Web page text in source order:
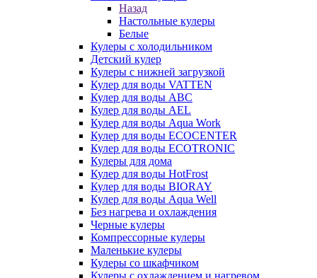
Назад
Настольные кулеры
Белые
Кулеры с холодильником
Детский кулер
Кулеры с нижней загрузкой
Кулер для воды VATTEN
Кулер для воды ABC
Кулер для воды AEL
Кулер для воды Aqua Work
Кулер для воды ECOCENTER
Кулер для воды ECOTRONIC
Кулеры для дома
Кулер для воды HotFrost
Кулер для воды BIORAY
Кулер для воды Aqua Well
Без нагрева и охлаждения
Черные кулеры
Компрессорные кулеры
Маленькие кулеры
Кулеры со шкафчиком
Кулеры с охлаждением и нагревом